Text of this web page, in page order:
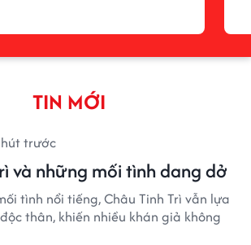
TIN MỚI
trước
và những mối tình dang dở
tình nổi tiếng, Châu Tinh Trì vẫn lựa
thân, khiến nhiều khán giả không